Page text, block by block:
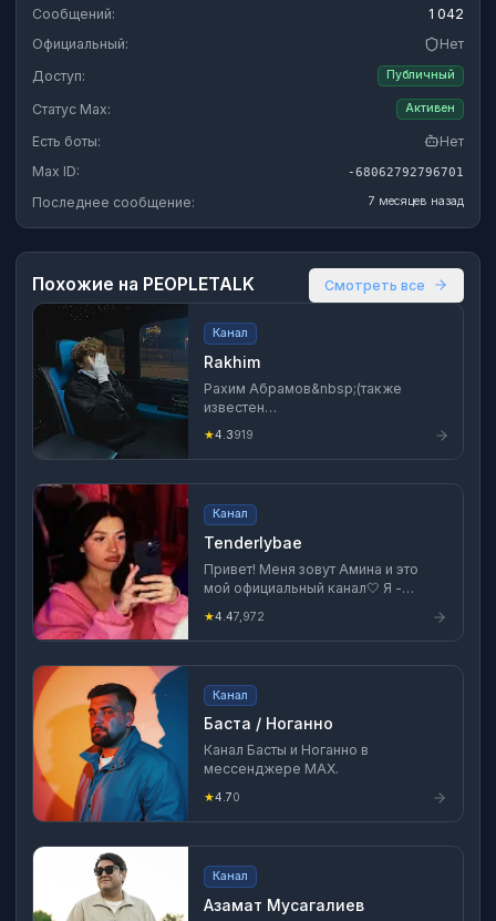
Сообщений:
1 042
Официальный:
Нет
Доступ:
Публичный
Статус Max: Активен
Есть боты:
Нет
Max ID:
-68062792796701
Последнее сообщение: 7 месяцев назад
Похожие на PEOPLETALK Смотреть все
Канал
Rakhim
Рахим Абрамов&nbsp;(также
известен
Наиболее известен своей
песней&nbsp;&laquo;Fendi&raquo;
★4.3919
Канал
Tenderlybae
Привет! Меня зовут Амина и это
мой официальный канал🤍 Я -
Подписывайтесь!
★4.47,972
Канал
Баста / Ноганно
Канал Басты и Ноганно в
мессенджере MAX.
★4.70
Канал
Азамат Мусагалиев